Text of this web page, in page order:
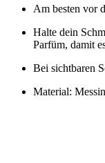
Am besten vor
Halte dein
Parfüm, damit
Bei sichtbaren
Material: